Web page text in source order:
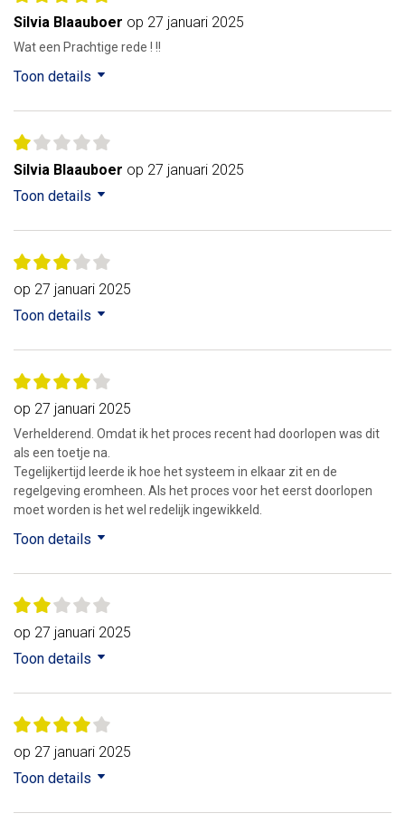
Silvia Blaauboer op 27 januari 2025
Wat een Prachtige rede ! !!
Toon details
Silvia Blaauboer op 27 januari 2025
Toon details
op 27 januari 2025
Toon details
op 27 januari 2025
Verhelderend. Omdat ik het proces recent had doorlopen was dit
als een toetje na.
Tegelijkertijd leerde ik hoe het systeem in elkaar zit en de
regelgeving eromheen. Als het proces voor het eerst doorlopen
moet worden is het wel redelijk ingewikkeld.
Toon details
op 27 januari 2025
Toon details
op 27 januari 2025
Toon details